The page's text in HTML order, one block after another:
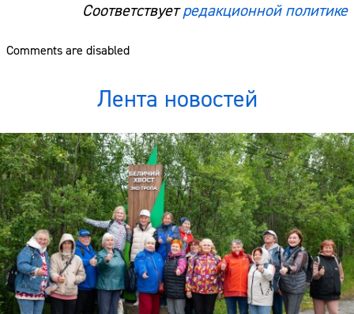
Соответствуетредакционной политике
Comments are disabled
Лента новостей